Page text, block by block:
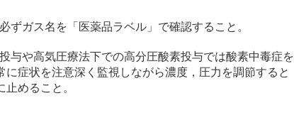
ガス名を「医薬品ラベル」で確認すること。
や高気圧療法下での高分圧酸素投与では酸素中毒症を
に症状を注意深く監視しながら濃度，圧力を調節すると
めること。